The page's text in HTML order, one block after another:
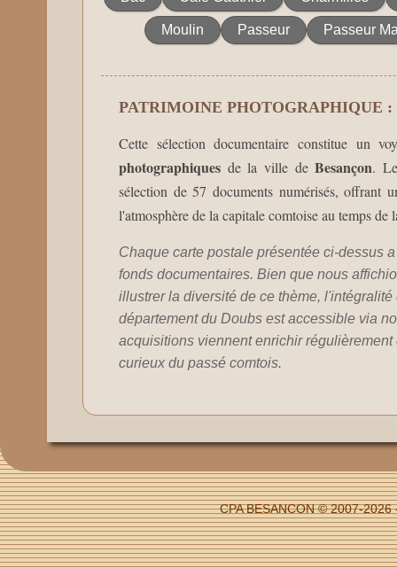
Moulin Passeur Passeur
PATRIMOINE PHOTOGRAPHIQUE
Cette sélection documentaire constitue un
photographiques de la ville deBesançon.
sélection de 57 documents numérisés, offrant
l'atmosphère de la capitale comtoise au temps de
Chaque carte postale présentée ci-dessus
fonds documentaires. Bien que nous
illustrer la diversité de ce thème,
département du Doubs est accessible via
acquisitions viennent enrichir
curieux du passé comtois.
CPA BESANCON © 2007-